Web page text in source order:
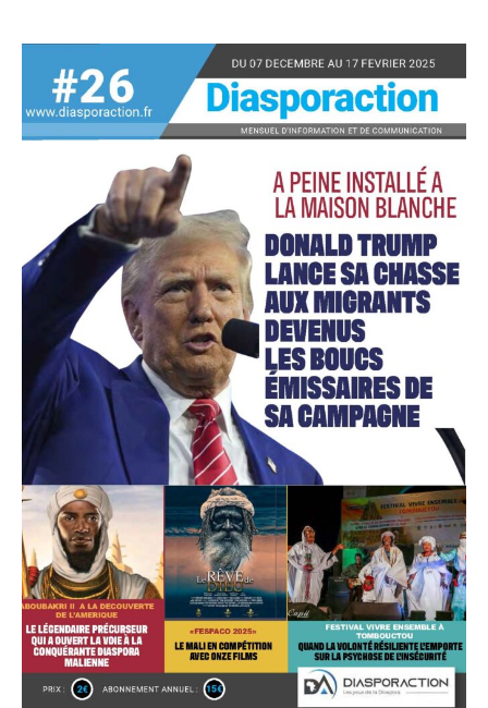
Plans d'abonnement
Accès gratuit
Gratuit /accès limité
Quelques articles
Annonces
Tous les articles
Le magazine
CHOISIR LE FORFAIT